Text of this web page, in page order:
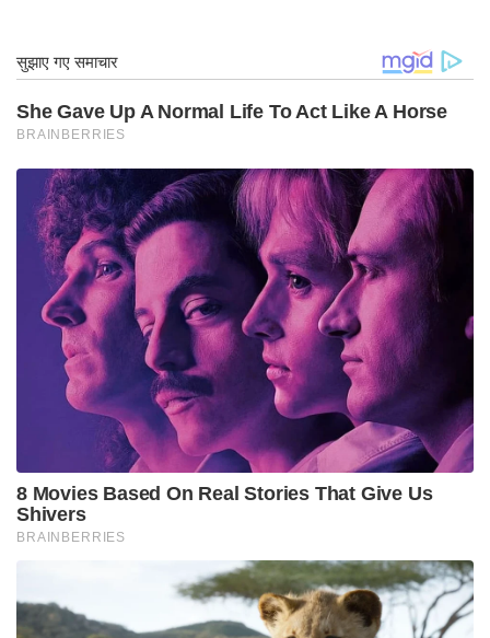
कोष से [IMF]”।
इसके अलावा, एशियाई विकास बैंक (ADB) और विश्व बैंक
जैसे अंतर्राष्ट्रीय विकास भागीदारों से वित्तीय सहायता और
ऋण पुनर्गठन प्रक्रिया में प्रगति से वसूली में मदद मिलने की
उम्मीद है।
इस हफ्ते, भारत ने आर्थिक संकट के शुरुआती दिनों में 2022
की शुरुआत में आवश्यक वस्तुओं के आयात के लिए अपनी $1
बिलियन की सुविधाओं के विस्तार की घोषणा की, जब तनाव ने
देश को आवश्यक और ईंधन के लिए लंबी लाइनों से जकड़
लिया था।
भारत ने देश के आर्थिक संकट की ऊंचाई पर श्रीलंका को
क्रेडिट लाइन का विस्तार किया।
भारत ने भारत की ‘पड़ोसी पहले’ नीति के अनुरूप, कई क्रेडिट
लाइनों और मुद्रा समर्थन के माध्यम से पिछले साल श्रीलंका
को लगभग 4 बिलियन डॉलर की बहु-आयामी सहायता प्रदान
आधिकारिक आंकड़ों के अनुसार, श्रीलंका का कुल कर्ज